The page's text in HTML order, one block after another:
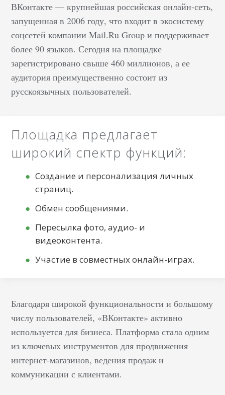
ВКонтакте — крупнейшая российская онлайн-сеть,
запущенная в 2006 году, что входит в экосистему
соцсетей компании Mail.Ru Group и поддерживает
более 90 языков. Сегодня на площадке
зарегистрировано свыше 460 миллионов, а ее
аудитория преимущественно состоит из
русскоязычных пользователей.
Площадка предлагает
широкий спектр функций:
Создание и персонализация личных
страниц.
Обмен сообщениями.
Пересылка фото, аудио- и
видеоконтента.
Участие в совместных онлайн-играх.
Благодаря широкой функциональности и большому
числу пользователей, «ВКонтакте» активно
используется для бизнеса. Платформа стала одним
из ключевых инструментов для продвижения
интернет-магазинов, ведения продаж и
коммуникации с клиентами.